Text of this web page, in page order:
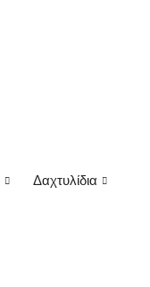
Δαχτυλίδια